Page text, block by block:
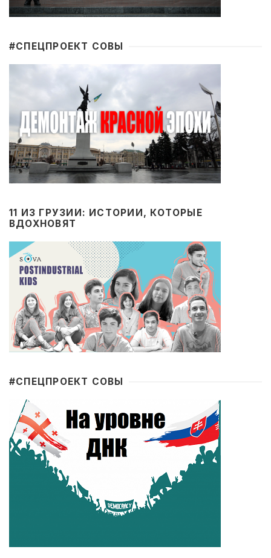
#CПЕЦПРОЕКТ СОВЫ
11 ИЗ ГРУЗИИ: ИСТОРИИ, КОТОРЫЕ
ВДОХНОВЯТ
#CПЕЦПРОЕКТ СОВЫ